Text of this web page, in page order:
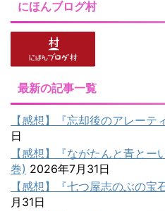
にほんブログ村
最新の記事一覧
【感想】『忘却後のアレーテ
日
【感想】『ながたんと青と
巻) 2026年7月31日
【感想】『七つ屋志のぶの宝
月31日